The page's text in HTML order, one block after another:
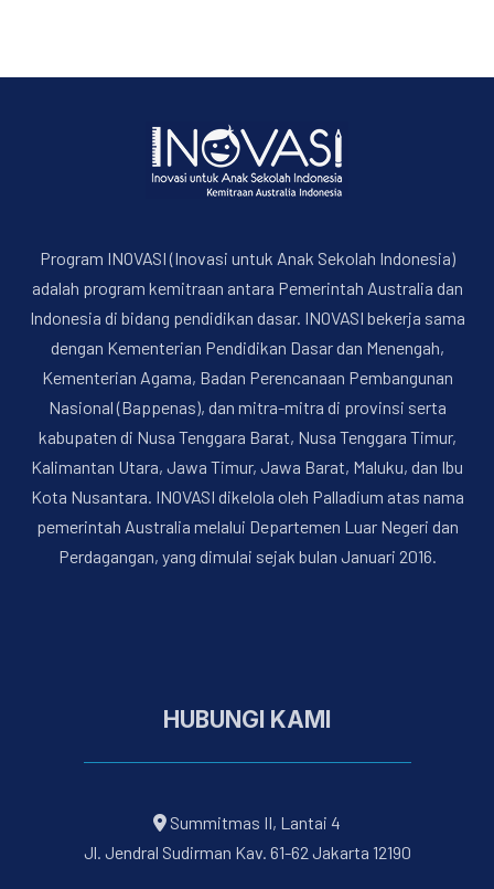
Program INOVASI (Inovasi untuk Anak Sekolah Indonesia)
adalah program kemitraan antara Pemerintah Australia dan
Indonesia di bidang pendidikan dasar. INOVASI bekerja sama
dengan Kementerian Pendidikan Dasar dan Menengah,
Kementerian Agama, Badan Perencanaan Pembangunan
Nasional (Bappenas), dan mitra-mitra di provinsi serta
kabupaten di Nusa Tenggara Barat, Nusa Tenggara Timur,
Kalimantan Utara, Jawa Timur, Jawa Barat, Maluku, dan Ibu
Kota Nusantara. INOVASI dikelola oleh Palladium atas nama
pemerintah Australia melalui Departemen Luar Negeri dan
Perdagangan, yang dimulai sejak bulan Januari 2016.
HUBUNGI KAMI
Summitmas II, Lantai 4
Jl. Jendral Sudirman Kav. 61-62 Jakarta 12190
PREVIOUS